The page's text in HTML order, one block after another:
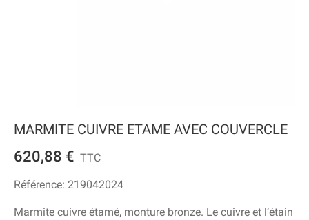
MARMITE CUIVRE ETAME AVEC COUVERCLE
620,88 € TTC
Référence: 219042024
Marmite cuivre étamé, monture bronze. Le cuivre et l’étain